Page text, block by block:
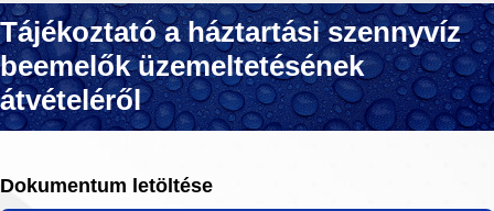
Tájékoztató a háztartási szennyvíz
beemelők üzemeltetésének
átvételéről
Dokumentum letöltése